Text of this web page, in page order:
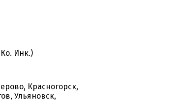
Инк.)
Красногорск,
Ульяновск,